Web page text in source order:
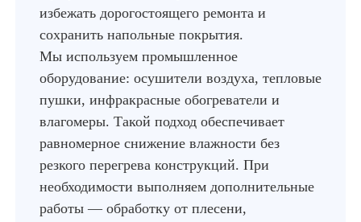
избежать дорогостоящего ремонта и
сохранить напольные покрытия.
Мы используем промышленное
оборудование: осушители воздуха, тепловые
пушки, инфракрасные обогреватели и
влагомеры. Такой подход обеспечивает
равномерное снижение влажности без
резкого перегрева конструкций. При
необходимости выполняем дополнительные
работы — обработку от плесени,